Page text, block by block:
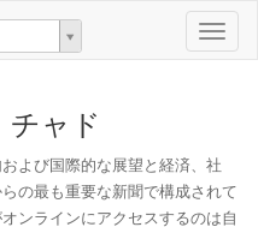
Toggle
チャド
よび国際的な展望と経済、社
の最も重要な新聞で構成されて
ンラインにアクセスするのは自